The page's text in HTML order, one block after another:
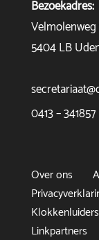
Bezoekadres:
Velmolenweg
5404 LB
0413 – 341857
Over ons
Linkpartners